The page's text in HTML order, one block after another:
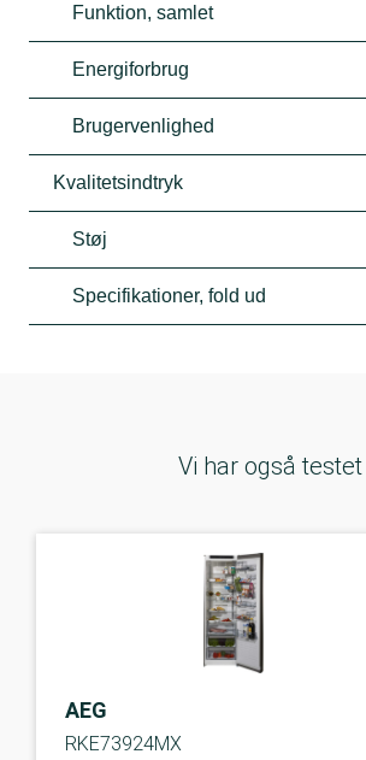
Funktion, samlet
Energiforbrug
Brugervenlighed
Kvalitetsindtryk
Støj
Specifikationer, fold ud
Vi har også testet
AEG
RKE73924MX